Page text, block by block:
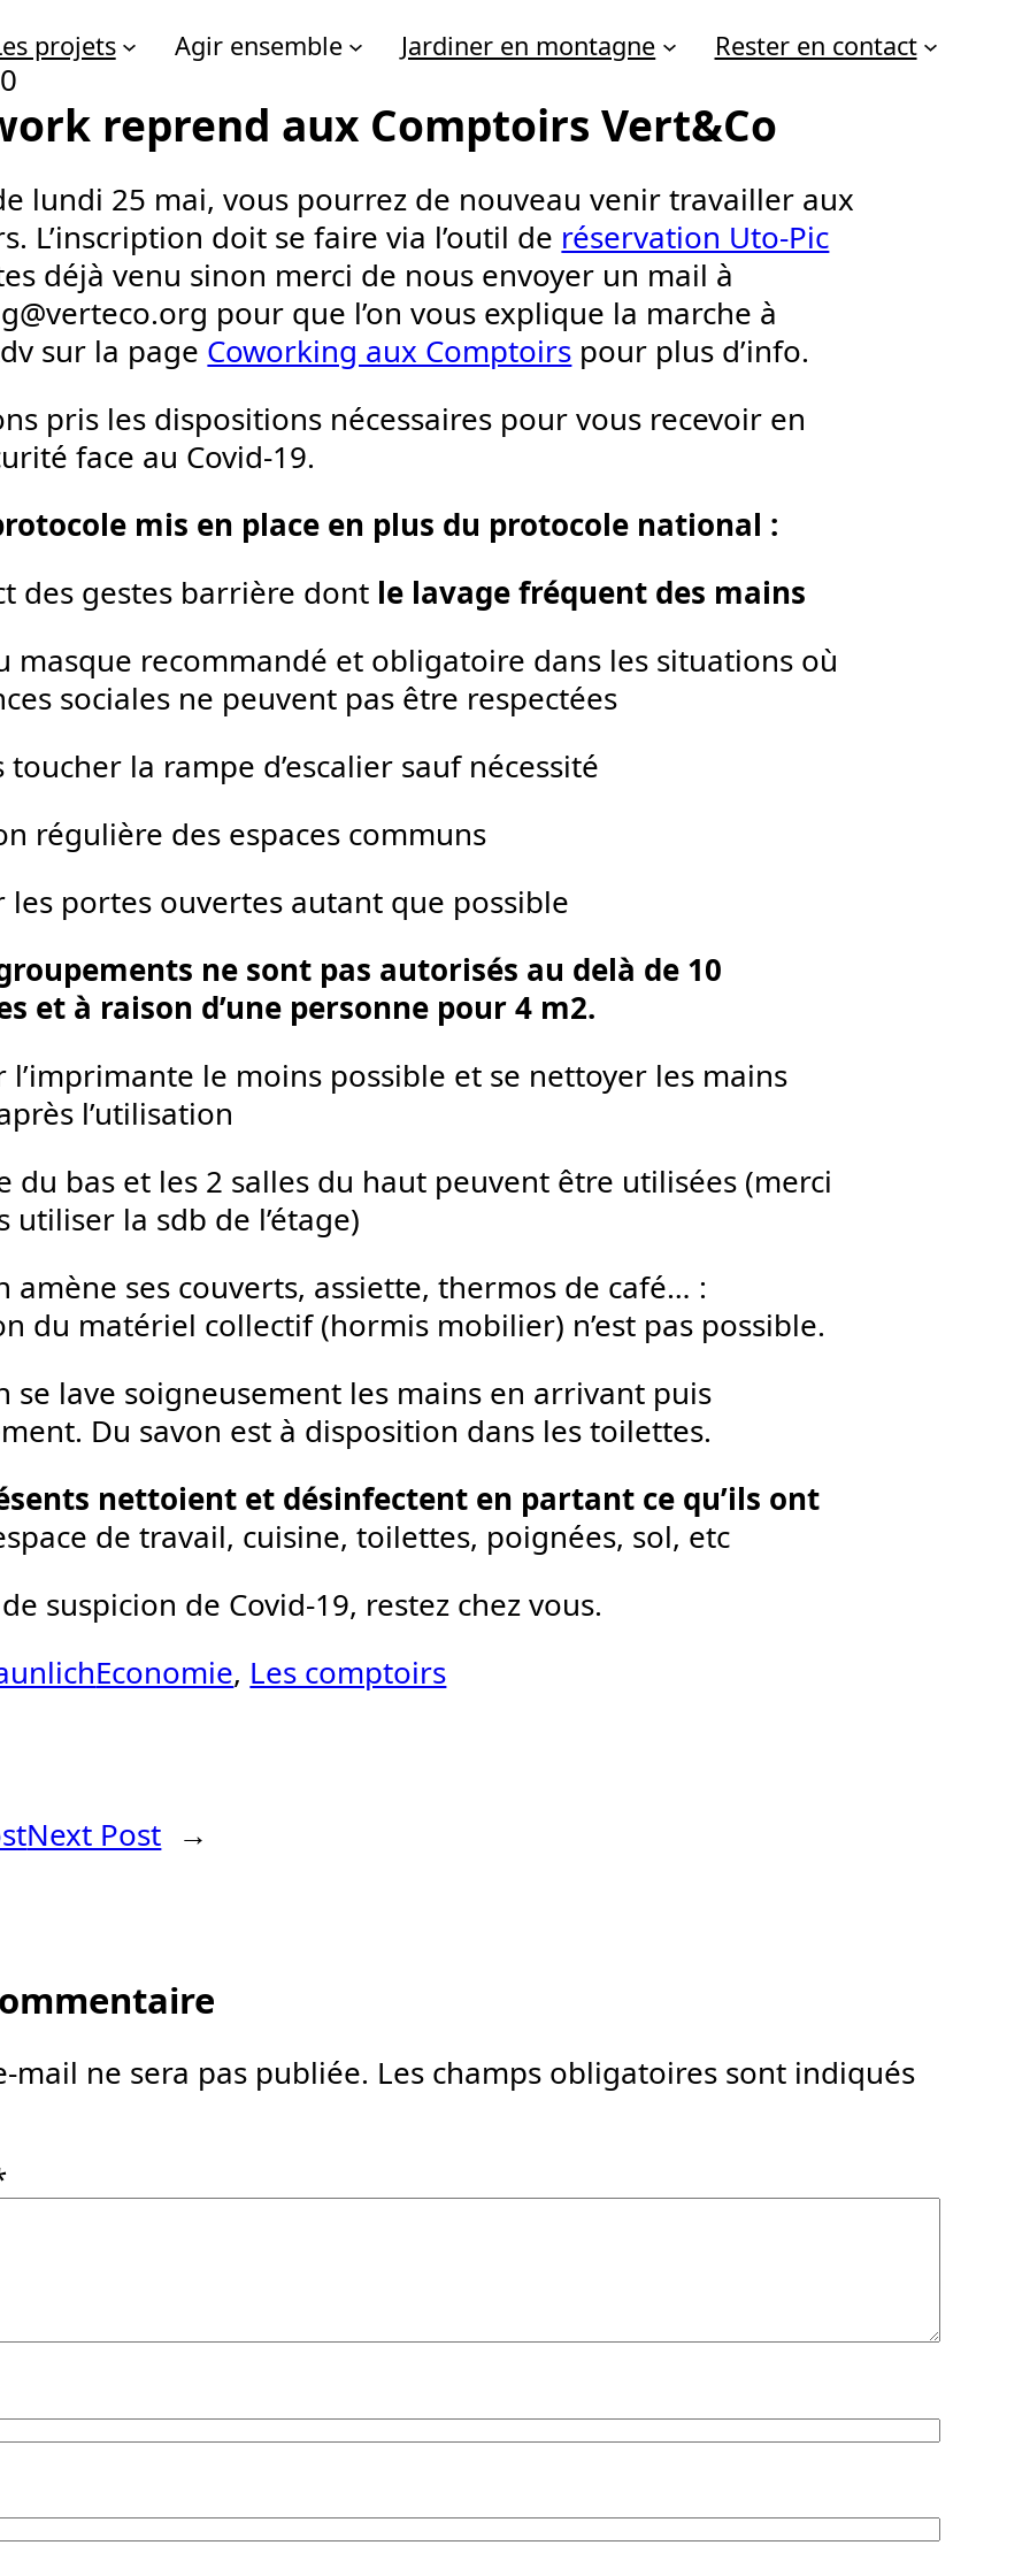
projets Agir ensemble Jardiner en montagne Rester en contact
reprend aux Comptoirs Vert&Co
lundi 25 mai, vous pourrez de nouveau venir travailler aux
L’inscription doit se faire via l’outil de réservation Uto-Pic
déjà venu sinon merci de nous envoyer un mail à
pour que l’on vous explique la marche à
sur la page Coworking aux Comptoirs pour plus d’info.
pris les dispositions nécessaires pour vous recevoir en
face au Covid-19.
mis en place en plus du protocole national :
des gestes barrière dont le lavage fréquent des mains
masque recommandé et obligatoire dans les situations où
sociales ne peuvent pas être respectées
la rampe d’escalier sauf nécessité
régulière des espaces communs
les portes ouvertes autant que possible
ne sont pas autorisés au delà de 10
et à raison d’une personne pour 4 m2.
le moins possible et se nettoyer les mains
l’utilisation
du bas et les 2 salles du haut peuvent être utilisées (merci
utiliser la sdb de l’étage)
amène ses couverts, assiette, thermos de café… :
du matériel collectif (hormis mobilier) n’est pas possible.
se lave soigneusement les mains en arrivant puis
Du savon est à disposition dans les toilettes.
nettoient et désinfectent en partant ce qu’ils ont
de travail, cuisine, toilettes, poignées, sol, etc
suspicion de Covid-19, restez chez vous.
Economie, Les comptoirs
Next Post →
mail ne sera pas publiée. Les champs obligatoires sont indiqués